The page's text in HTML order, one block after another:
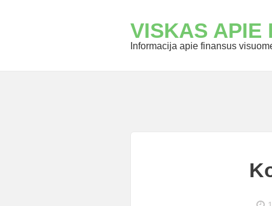
VISKAS APIE
Informacija apie finansus